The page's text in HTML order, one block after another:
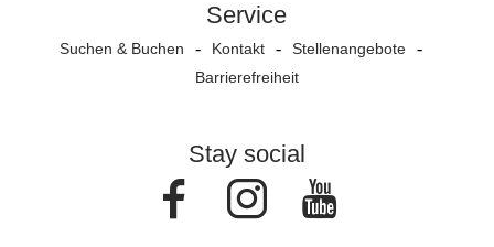
Service
Suchen & Buchen Kontakt
Stellenangebote
Barrierefreiheit
Stay social
FacebookInstagram